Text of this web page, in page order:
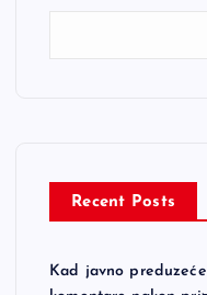
Recent Posts
Kad javno